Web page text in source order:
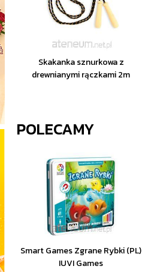
Skakanka sznurkowa z
drewnianymi rączkami 2m
POLECAMY
Smart Games Zgrane Rybki (PL)
IUVI Games